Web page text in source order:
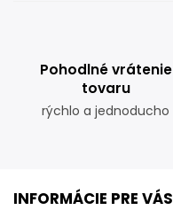
Pohodlné vrátenie
tovaru
rýchlo a jednoducho
INFORMÁCIE PRE VÁS